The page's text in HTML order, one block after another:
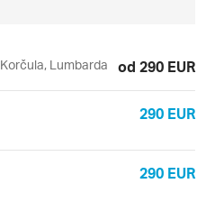
Lumbarda od 290 EUR
290 EUR
290 EUR